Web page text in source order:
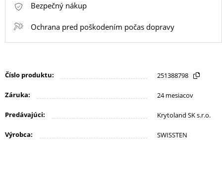
ŽIVOTNÝ
A
Bezpečný nákup
Ochrana pred poškodením počas dopravy
Číslo produktu: 251388798
Záruka: 24 mesiacov
Predávajúci: Krytoland SK s.r.o.
Výrobca: SWISSTEN